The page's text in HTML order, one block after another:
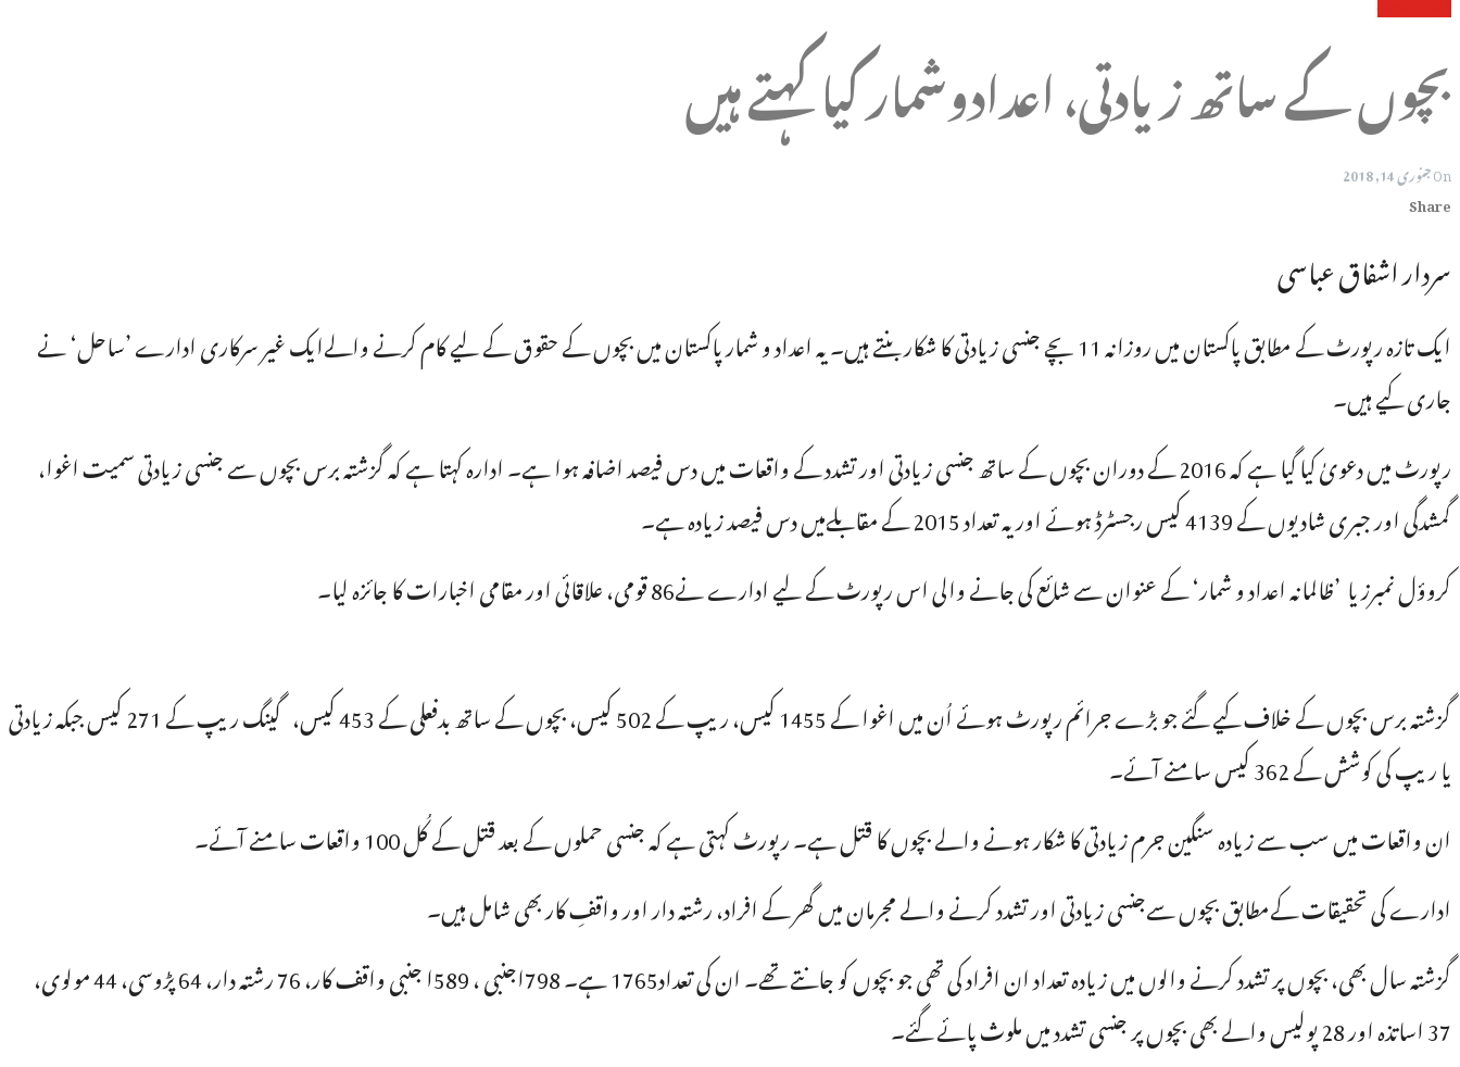
بچوں کے ساتھ زیادتی، اعدادوشمار کیا کہتے ہیں
Onجنوری 14, 2018
Share
سردار اشفاق عباسی
ایک تازہ رپورٹ کے مطابق پاکستان میں روزانہ 11 بچے جنسی زیادتی کا شکار بنتے ہیں۔ یہ اعداد و شمار پاکستان میں بچوں کے حقوق کے لیے کام کرنے والےایک غیر سرکاری ادارے ’ساحل‘ نے
جاری کیے ہیں۔
رپورٹ میں دعویٰ کیا گیا ہے کہ 2016 کے دوران بچوں کے ساتھ جنسی زیادتی اور تشدد کے واقعات میں دس فیصد اضافہ ہوا ہے۔ ادارہ کہتا ہے کہ گزشتہ برس بچوں سے جنسی زیادتی سمیت اغوا،
گمشدگی اور جبری شادیوں کے 4139 کیس رجسٹرڈ ہوئے اور یہ تعداد 2015 کے مقابلےمیں دس فیصد زیادہ ہے۔
کروؤل نمبرز یا ’ظالمانہ اعداد و شمار‘ کے عنوان سے شائع کی جانے والی اس رپورٹ کے لیے ادارے نے86 قومی، علاقائی اور مقامی اخبارات کا جائزہ لیا۔
گزشتہ برس بچوں کے خلاف کیے گئے جو بڑے جرائم رپورٹ ہوئے اُن میں اغوا کے 1455 کیس، ریپ کے 502 کیس، بچوں کے ساتھ بدفعلی کے 453 کیس، گینگ ریپ کے 271 کیس جبکہ زیادتی
یا ریپ کی کوشش کے 362 کیس سامنے آئے۔
ان واقعات میں سب سے زیادہ سنگین جرم زیادتی کا شکار ہونے والے بچوں کا قتل ہے۔ رپورٹ کہتی ہے کہ جنسی حملوں کے بعد قتل کے کُل 100 واقعات سامنے آئے۔
ادارے کی تحقیقات کےمطابق بچوں سےجنسی زیادتی اور تشدد کرنے والے مجرمان میں گھر کے افراد، رشتہ دار اور واقفِ کار بھی شامل ہیں۔
گزشتہ سال بھی، بچوں پر تشدد کرنے والوں میں زیادہ تعداد ان افراد کی تھی جو بچوں کو جانتے تھے۔ ان کی تعداد1765 ہے۔ 798اجنبی ، 589ا جنبی واقف کار، 76 رشتہ دار، 64 پڑوسی، 44 مولوی،
37 اساتذہ اور 28 پولیس والے بھی بچوں پر جنسی تشدد میں ملوث پائے گئے۔